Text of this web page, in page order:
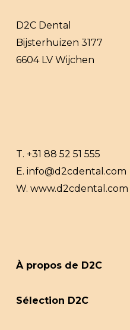
D2C Dental
Bijsterhuizen 3177
6604 LV Wijchen
T. +31 88 52 51 555
E. info@d2cdental.com
W. www.d2cdental.com
À propos de D2C
Sélection D2C